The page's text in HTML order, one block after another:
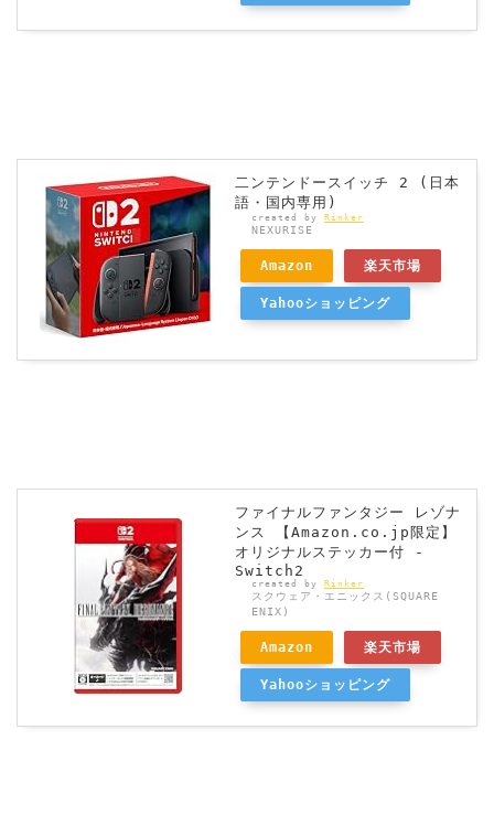
二ンテンドースイッチ 2 (日本
語・国内専用)
created by Rinker
NEXURISE
Amazon 楽天市場
Yahooショッピング
ファイナルファンタジー レゾナ
ンス 【Amazon.co.jp限定】
オリジナルステッカー付 -
Switch2
created by Rinker
スクウェア・エニックス(SQUARE
ENIX)
Amazon 楽天市場
Yahooショッピング